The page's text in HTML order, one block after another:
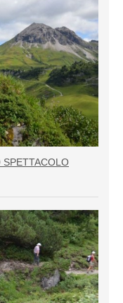
SPETTACOLO